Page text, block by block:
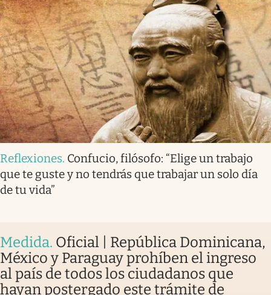
Reflexiones. Confucio, filósofo: “Elige un trabajo
que te guste y no tendrás que trabajar un solo día
de tu vida”
Medida. Oficial | República Dominicana,
México y Paraguay prohíben el ingreso
al país de todos los ciudadanos que
hayan postergado este trámite de